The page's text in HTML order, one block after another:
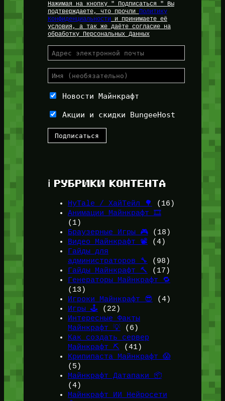
Нажимая на кнопку " Подписаться " Вы
подтверждаете, что прочли
Политику
Конфиденциальностии принимаете её
условия, а так же даёте согласие на
обработку Персональных Данных
Новости Майнкрафт
Акции и скидки BungeeHost
ℹ️ РУБРИКИ КОНТЕНТА
HyTale / ХайТейл 🌳
(16)
Анимации Майнкрафт 🎞️
(1)
Браузерные Игры 🎮(18)
Видео Майнкрафт 📽️ (4)
Гайды для
администраторов 🔧
(98)
Гайды Майнкрафт 🔨
(17)
Генераторы Майнкрафт 🔁
(13)
Игроки Майнкрафт 😎 (4)
Игры 🕹️ (22)
Интересные Факты
Майнкрафт 💡(6)
Как создать сервер
Майнкрафт ⛏️ (41)
Крипипаста Майнкрафт 😱
(5)
Майнкрафт Датапаки 📦
(4)
Майнкрафт ИИ Нейросети